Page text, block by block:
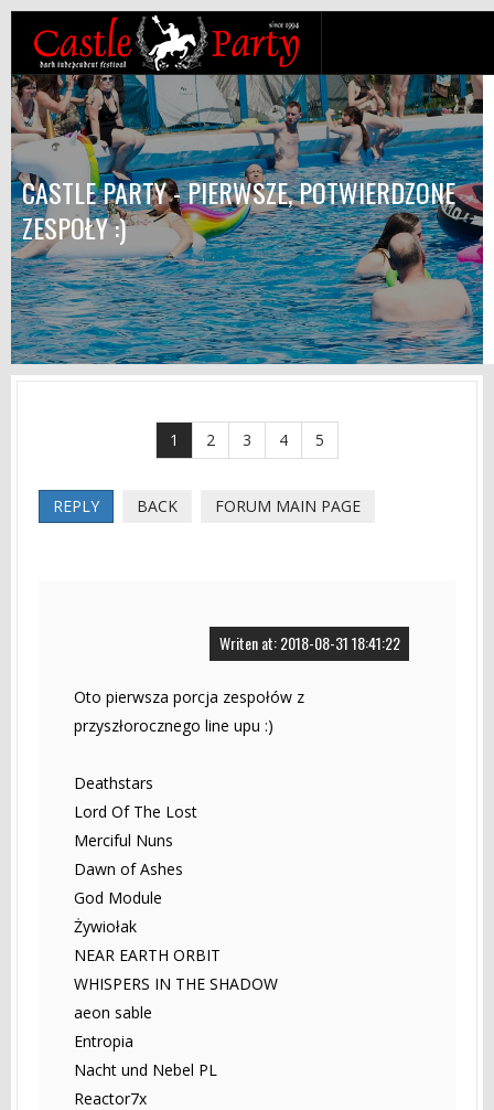
CASTLE PARTY - PIERWSZE, POTWIERDZONE
ZESPOŁY :)
1 2 3 4 5
REPLY BACK FORUM MAIN PAGE
Writen at: 2018-08-31 18:41:22
Oto pierwsza porcja zespołów z
przyszłorocznego line upu :)
Deathstars
Lord Of The Lost
Merciful Nuns
Dawn of Ashes
God Module
Żywiołak
NEAR EARTH ORBIT
WHISPERS IN THE SHADOW
aeon sable
Entropia
Nacht und Nebel PL
Reactor7x